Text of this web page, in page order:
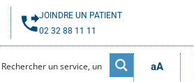
JOINDRE UN PATIENT
02 32 88 11 11
aA